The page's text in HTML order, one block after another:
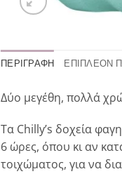
ΠΕΡΙΓΡΑΦΉ ΕΠΙΠΛΈΟΝ
Δύο μεγέθη, πολλά
Τα Chilly’s δοχεία
6 ώρες, όπου κι αν
τοιχώματος, για να